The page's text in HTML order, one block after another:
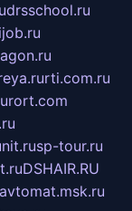
drsschool.ru
rti.com.ru
sp-tour.ru
DSHAIR.RU